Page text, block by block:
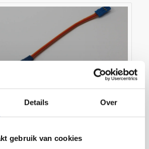
Details Over
gebruik van cookies
25V
voor MIN en MAX-waarde